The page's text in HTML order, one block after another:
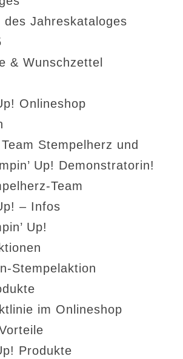
des Jahreskataloges
& Wunschzettel
Onlineshop
Stempelherz und
Up! Demonstratorin!
Team
– Infos
Up!
Stempelaktion
im Onlineshop
Produkte